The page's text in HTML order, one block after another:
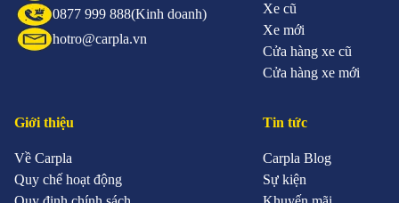
0877 999 888(Kinh doanh)
hotro@carpla.vn
Xe cũ
Xe mới
Cửa hàng xe cũ
Cửa hàng xe mới
Giới thiệu
Về Carpla
Quy chế hoạt động
Tin tức
Carpla Blog
Sự kiện